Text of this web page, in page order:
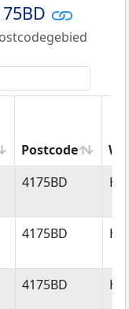
Postcode
Postcode
4175BD
4175BD
4175BD